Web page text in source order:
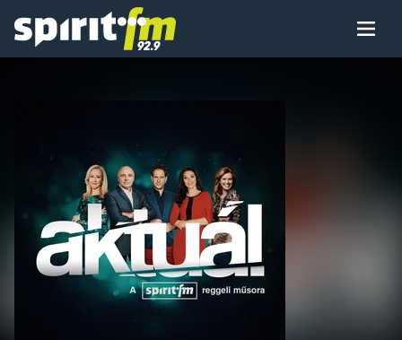
Spirit
Menü
Arcaink
Műsor